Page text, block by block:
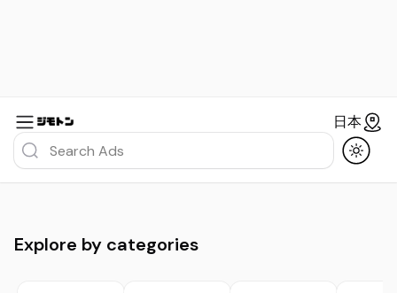
日本
Explore by categories